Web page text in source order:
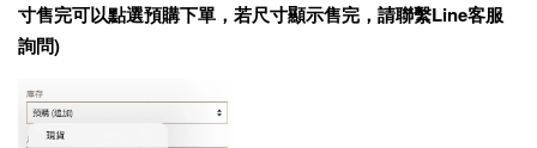
寸售完可以點選預購下單，若尺寸顯示售完，請聯繫Line客服
詢問)